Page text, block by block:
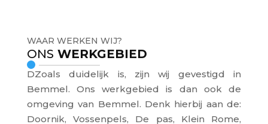
WAAR WERKEN WIJ?
ONS WERKGEBIED
DZoals duidelijk is, zijn wij gevestigd in
Bemmel. Ons werkgebied is dan ook de
omgeving van Bemmel. Denk hierbij aan de:
Doornik, Vossenpels, De pas, Klein Rome,